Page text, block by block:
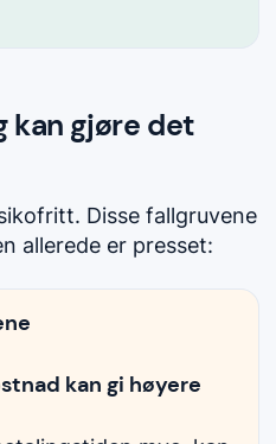
kan gjøre det
Disse fallgruvene
allerede er presset:
kan gi høyere